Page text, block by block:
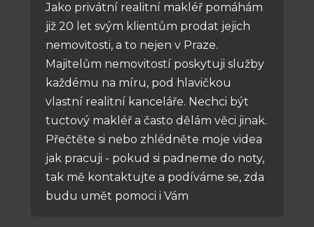
Jako privátní realitní makléř pomáhám
již 20 let svým klientům prodat jejich
nemovitosti, a to nejen v Praze.
Majitelům nemovitostí poskytuji služby
každému na míru, pod hlavičkou
vlastní realitní kanceláře. Nechci být
tuctový makléř a často dělám věci jinak.
Přečtěte si nebo zhlédněte moje videa
jak pracuji - pokud si padneme do noty,
tak mě kontaktujte a podíváme se, zda
budu umět pomoci i Vám